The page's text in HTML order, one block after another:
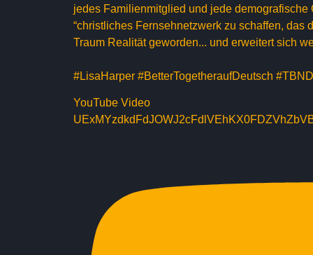
jedes Familienmitglied und jede
“christliches Fernsehnetzwerk zu schaffen, das
Traum Realität geworden... und erweitert sich
#LisaHarper #BetterTogetheraufDeutsch
YouTube Video